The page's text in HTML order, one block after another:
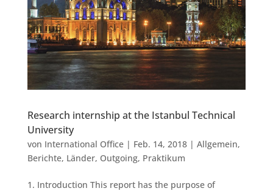
Research internship at the Istanbul Technical
University
von International Office| Feb. 14, 2018| Allgemein,
Berichte, Länder, Outgoing, Praktikum
1. Introduction This report has the purpose of